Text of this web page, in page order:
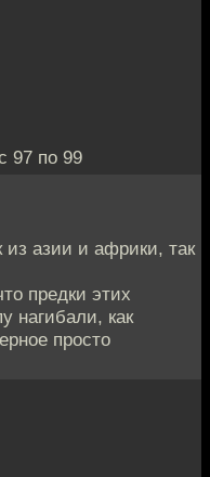
97 по 99
из азии и африки, так
предки этих
нагибали, как
просто